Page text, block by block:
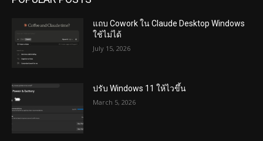
แถบ Cowork ใน Claude Desktop Windows
ใช้ไม่ได้
July 15, 2026
ปรับ Windows 11 ให้ไวขึ้น
March 5, 2026